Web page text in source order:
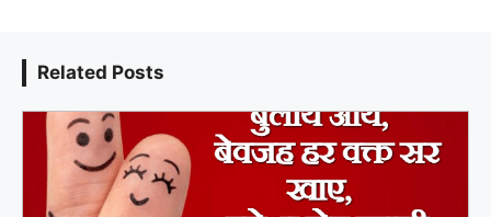
Related Posts